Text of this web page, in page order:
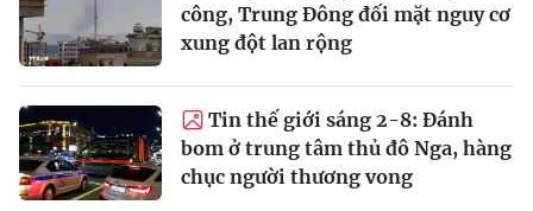
công, Trung Đông đối mặt nguy cơ
xung đột lan rộng
Tin thế giới sáng 2-8: Đánh
bom ở trung tâm thủ đô Nga, hàng
chục người thương vong